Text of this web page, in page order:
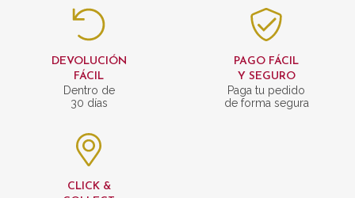
DEVOLUCIÓN
FÁCIL
Dentro de
30 días
PAGO FÁCIL
Y SEGURO
Paga tu pedido
de forma segura
CLICK &